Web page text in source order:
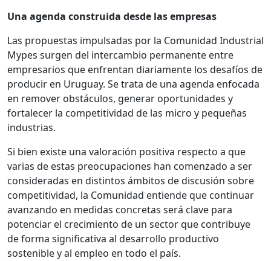
Una agenda construida desde las empresas
Las propuestas impulsadas por la Comunidad Industrial
Mypes surgen del intercambio permanente entre
empresarios que enfrentan diariamente los desafíos de
producir en Uruguay. Se trata de una agenda enfocada
en remover obstáculos, generar oportunidades y
fortalecer la competitividad de las micro y pequeñas
industrias.
Si bien existe una valoración positiva respecto a que
varias de estas preocupaciones han comenzado a ser
consideradas en distintos ámbitos de discusión sobre
competitividad, la Comunidad entiende que continuar
avanzando en medidas concretas será clave para
potenciar el crecimiento de un sector que contribuye
de forma significativa al desarrollo productivo
sostenible y al empleo en todo el país.